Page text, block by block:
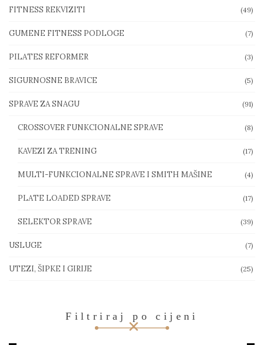
FITNESS REKVIZITI (49)
GUMENE FITNESS PODLOGE (7)
PILATES REFORMER (3)
SIGURNOSNE BRAVICE (5)
SPRAVE ZA SNAGU (91)
CROSSOVER FUNKCIONALNE SPRAVE (8)
KAVEZI ZA TRENING (17)
MULTI-FUNKCIONALNE SPRAVE I SMITH MAŠINE (4)
PLATE LOADED SPRAVE (17)
SELEKTOR SPRAVE (39)
USLUGE (7)
UTEZI, ŠIPKE I GIRIJE (25)
Filtriraj po cijeni